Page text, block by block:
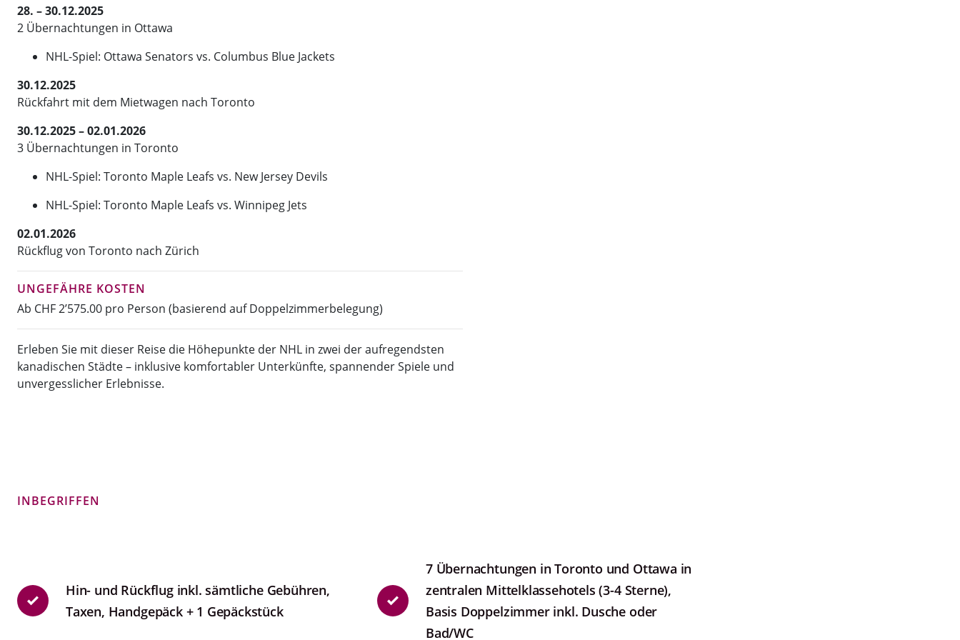
28. – 30.12.2025
2 Übernachtungen in Ottawa
NHL-Spiel: Ottawa Senators vs. Columbus Blue Jackets
30.12.2025
Rückfahrt mit dem Mietwagen nach Toronto
30.12.2025 – 02.01.2026
3 Übernachtungen in Toronto
NHL-Spiel: Toronto Maple Leafs vs. New Jersey Devils
NHL-Spiel: Toronto Maple Leafs vs. Winnipeg Jets
02.01.2026
Rückflug von Toronto nach Zürich
UNGEFÄHRE KOSTEN
Ab CHF 2’575.00 pro Person (basierend auf Doppelzimmerbelegung)
Erleben Sie mit dieser Reise die Höhepunkte der NHL in zwei der aufregendsten
kanadischen Städte – inklusive komfortabler Unterkünfte, spannender Spiele und
unvergesslicher Erlebnisse.
INBEGRIFFEN
Hin- und Rückflug inkl. sämtliche Gebühren,
Taxen, Handgepäck + 1 Gepäckstück
7 Übernachtungen in Toronto und Ottawa in
zentralen Mittelklassehotels (3-4 Sterne),
Basis Doppelzimmer inkl. Dusche oder
Bad/WC